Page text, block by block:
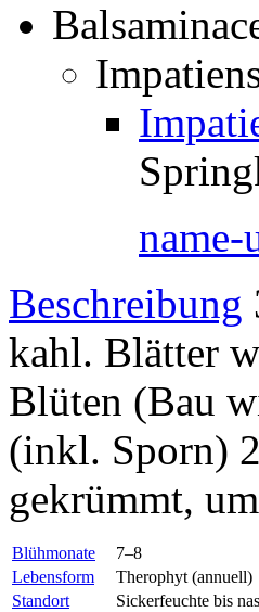
name-
Beschreibung
kahl. Blätter
Blüten (Bau
(inkl. Sporn)
gekrümmt,
Blühmonate
7–8
Lebensform
Therophyt (annuell)
Standort
Sickerfeuchte bis